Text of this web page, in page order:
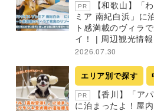
PR
【和歌山】「
ミア 南紀白浜」に
ト感満載のヴィラ
イ！ | 周辺観光情
2026.07.30
エリア別で探す
PR
【香川】「ア
に泊まったよ！屋